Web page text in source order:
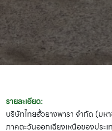
รายละเอียด:
บริษัทไทยฮั้วยางพารา จำกัด (มห
ภาคตะวันออกเฉียงเหนือของประ